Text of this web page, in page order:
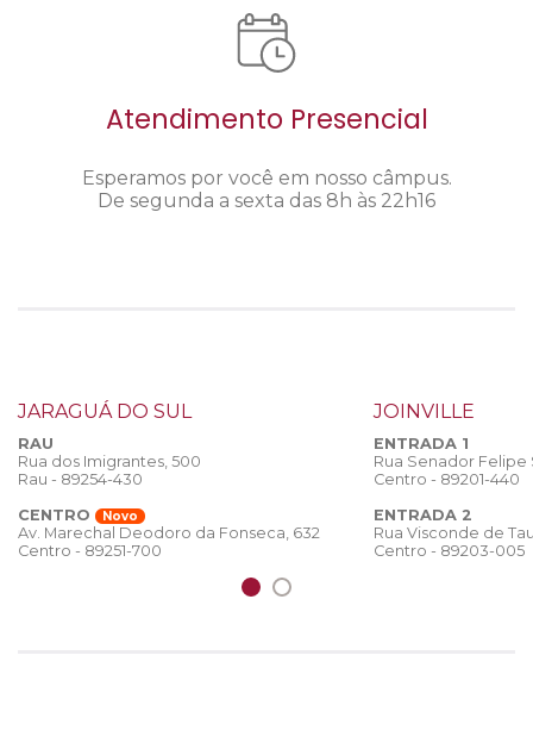
Atendimento Presencial
Esperamos por você em nosso câmpus.
De segunda a sexta das 8h às 22h16
JARAGUÁ DO SUL
RAU
Rua dos Imigrantes, 500
Rau - 89254-430
CENTRO
Novo
Av. Marechal Deodoro da Fonseca, 632
Centro - 89251-700
JOINVILLE
ENTRADA 1
Rua Senador
Centro - 89201-440
ENTRADA 2
Rua Visconde de
Centro - 89203-005